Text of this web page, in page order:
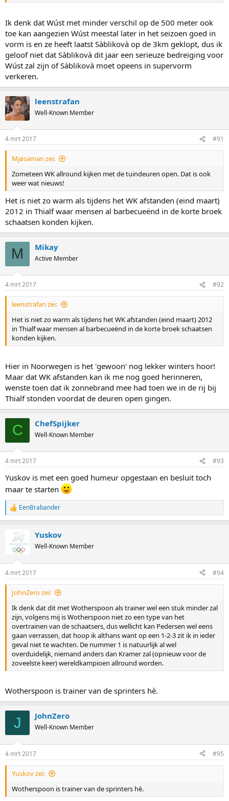
Ik denk dat Wúst met minder verschil op de 500 meter ook
toe kan aangezien Wúst meestal later in het seizoen goed in
vorm is en ze heeft laatst Sàblikovà op de 3km geklopt, dus ik
geloof niet dat Sàblikovà dit jaar een serieuze bedreiging voor
Wúst zal zijn of Sàblikovà moet opeens in supervorm
verkeren.
leenstrafan
Well-Known Member
4 mrt 2017 #91
Mjøsaman zei:
Zometeen WK allround kijken met de tuindeuren open. Dat is ook
weer wat nieuws!
Het is niet zo warm als tijdens het WK afstanden (eind maart)
2012 in Thialf waar mensen al barbecueënd in de korte broek
schaatsen konden kijken.
M Mikay
Active Member
4 mrt 2017 #92
leenstrafan zei:
Het is niet zo warm als tijdens het WK afstanden (eind maart) 2012
in Thialf waar mensen al barbecueënd in de korte broek schaatsen
konden kijken.
Hier in Noorwegen is het 'gewoon' nog lekker winters hoor!
Maar dat WK afstanden kan ik me nog goed herinneren,
wenste toen dat ik zonnebrand mee had toen we in de rij bij
Thialf stonden voordat de deuren open gingen.
C ChefSpijker
Well-Known Member
4 mrt 2017 #93
Yuskov is met een goed humeur opgestaan en besluit toch
maar te starten
R
e
t
s
:
EenBrabander
Yuskov
Well-Known Member
4 mrt 2017 #94
JohnZero zei:
Ik denk dat dit met Wotherspoon als trainer wel een stuk minder zal
zijn, volgens mij is Wotherspoon niet zo een type van het
overtrainen van de schaatsers, dus wellicht kan Pedersen wel eens
gaan verrassen, dat hoop ik althans want op een 1-2-3 zit ik in ieder
geval niet te wachten. De nummer 1 is natuurlijk al wel
overduidelijk, niemand anders dan Kramer zal (opnieuw voor de
zoveelste keer) wereldkampioen allround worden.
Wotherspoon is trainer van de sprinters hè.
J JohnZero
Well-Known Member
4 mrt 2017 #95
Yuskov zei:
Wotherspoon is trainer van de sprinters hè.